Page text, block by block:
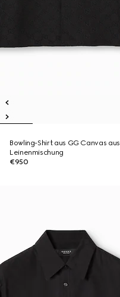
Bowling-Shirt aus GG Canvas aus
Leinenmischung
€950